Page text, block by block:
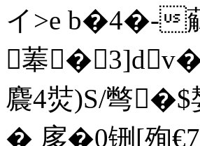
イ>e b�4�-
菶�
麎4焋)S/彆
� 扅�0铏[殉